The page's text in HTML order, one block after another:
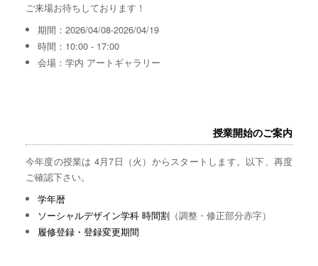
ご来場お待ちしております！
期間：2026/04/08-2026/04/19
時間：10:00 - 17:00
会場：学内 アートギャラリー
授業開始のご案内
今年度の授業は 4月7日（火）からスタートします。以下、再度
ご確認下さい。
学年暦
ソーシャルデザイン学科 時間割 （調整・修正部分赤字）
履修登録・登録変更期間